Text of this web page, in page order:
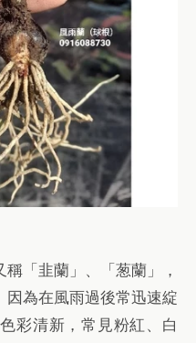
「韭蘭」、「葱蘭」，
因為在風雨過後常迅速綻
彩清新，常見粉紅、白